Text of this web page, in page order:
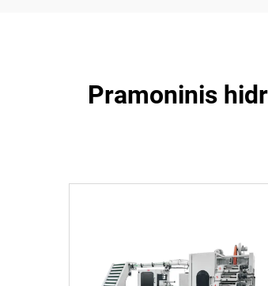
Pramoninis